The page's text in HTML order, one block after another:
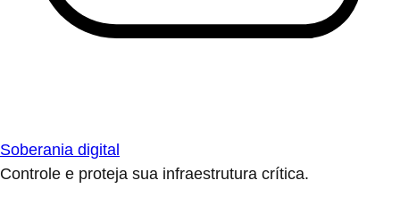
Soberania digital
Controle e proteja sua infraestrutura crítica.